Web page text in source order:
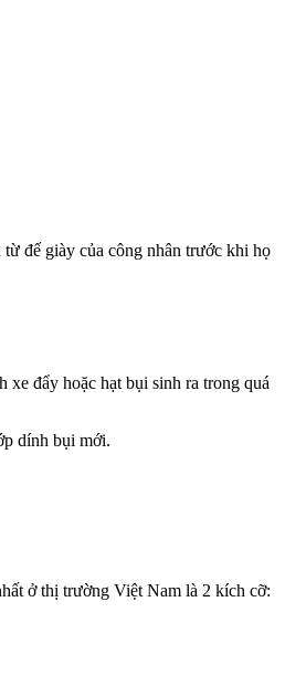
đế giày của công nhân trước khi họ
đẩy hoặc hạt bụi sinh ra trong quá
dính bụi mới.
ở thị trường Việt Nam là 2 kích cỡ: